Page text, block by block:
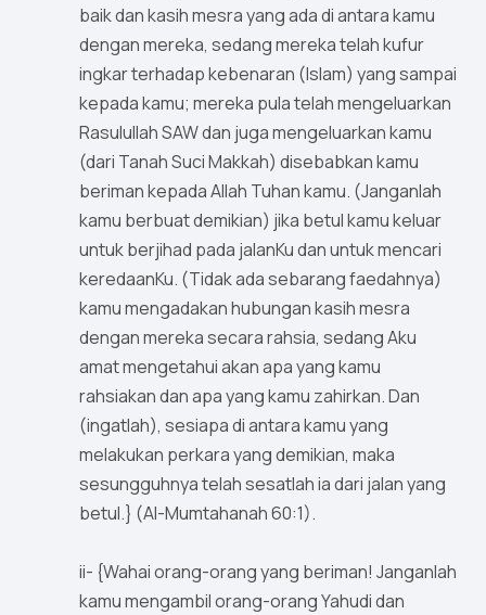
baik dan kasih mesra yang ada di antara kamu
dengan mereka, sedang mereka telah kufur
ingkar terhadap kebenaran (Islam) yang sampai
kepada kamu; mereka pula telah mengeluarkan
Rasulullah SAW dan juga mengeluarkan kamu
(dari Tanah Suci Makkah) disebabkan kamu
beriman kepada Allah Tuhan kamu. (Janganlah
kamu berbuat demikian) jika betul kamu keluar
untuk berjihad pada jalanKu dan untuk mencari
keredaanKu. (Tidak ada sebarang faedahnya)
kamu mengadakan hubungan kasih mesra
dengan mereka secara rahsia, sedang Aku
amat mengetahui akan apa yang kamu
rahsiakan dan apa yang kamu zahirkan. Dan
(ingatlah), sesiapa di antara kamu yang
melakukan perkara yang demikian, maka
sesungguhnya telah sesatlah ia dari jalan yang
betul.} (Al-Mumtahanah 60:1).
ii- {Wahai orang-orang yang beriman! Janganlah
kamu mengambil orang-orang Yahudi dan